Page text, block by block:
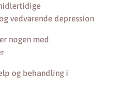
vedvarende depression
nogen med
og behandling i